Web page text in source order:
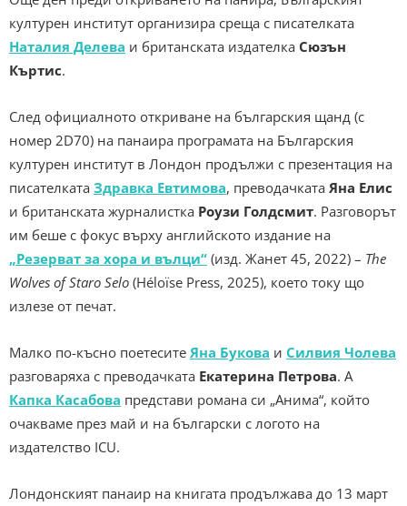
културен институт организира среща с писателката
Наталия Делева и британската издателка Сюзън
Къртис.
След официалното откриване на българския щанд (с
номер 2D70) на панаира програмата на Българския
културен институт в Лондон продължи с презентация на
писателката Здравка Евтимова, преводачката Яна Елис
и британската журналистка Роузи Голдсмит. Разговорът
им беше с фокус върху английското издание на
„Резерват за хора и вълци“ (изд. Жанет 45, 2022) – The
Wolves of Staro Selo (Héloïse Press, 2025), което току що
излезе от печат.
Малко по-късно поетесите Яна Букова и Силвия Чолева
разговаряха с преводачката Екатерина Петрова. А
Капка Касабова представи романа си „Анима“, който
очакваме през май и на български с логото на
издателство ICU.
Лондонският панаир на книгата продължава до 13 март